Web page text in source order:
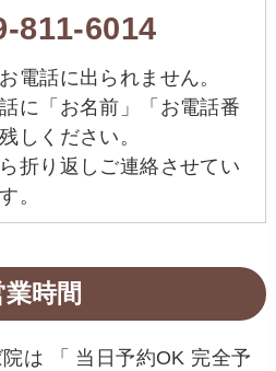
811-6014
電話に出られません。
に「お名前」「お電話番
しください。
折り返しご連絡させてい
。
業時間
は 「 当日予約OK 完全予